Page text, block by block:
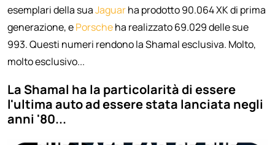
esemplari della suaJaguarha prodotto 90.064 XK di prima
generazione, ePorscheha realizzato 69.029 delle sue
993. Questi numeri rendono la Shamal esclusiva. Molto,
molto esclusivo...
La Shamal ha la particolarità di essere
l'ultima auto ad essere stata lanciata negli
anni '80...